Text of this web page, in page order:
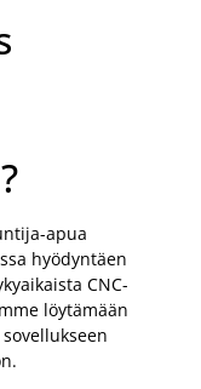
apua
hyödyntäen
CNC-
löytämään